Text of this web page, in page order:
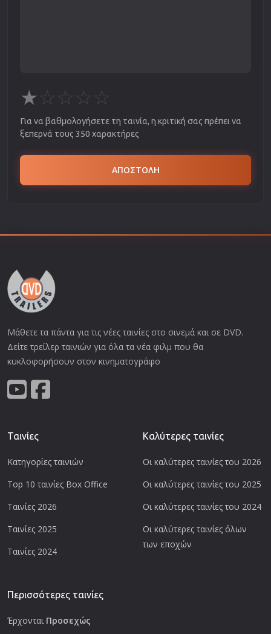
★☆☆☆☆
Για να βαθμολογήσετε τη ταινία, η κριτική σας πρέπει να
ξεπερνά τους 350 χαρακτήρες
ΑΠΟΣΤΟΛΗ
Μάθετε τα πάντα για τις νέες ταινίες στο σινεμά και σε DVD.
Δείτε τρείλερ ταινιών για όλα τα νέα φιλμ που θα
κυκλοφορήσουν στον κινηματογράφο
Ταινίες
Κατηγορίες ταινιών
Top 10 ταινίες Box Office
Ταινίες 2026
Ταινίες 2025
Ταινίες 2024
Καλύτερες ταινίες
Οι καλύτερες ταινίες του 2026
Οι καλύτερες ταινίες του 2025
Οι καλύτερες ταινίες του 2024
Οι καλύτερες ταινίες όλων
των εποχών
Περισσότερες ταινίες
Έρχονται Προσεχώς